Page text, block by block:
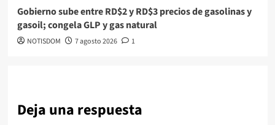
Gobierno sube entre RD$2 y RD$3 precios de gasolinas y
gasoil; congela GLP y gas natural
NOTISDOM 7 agosto 2026 1
Deja una respuesta